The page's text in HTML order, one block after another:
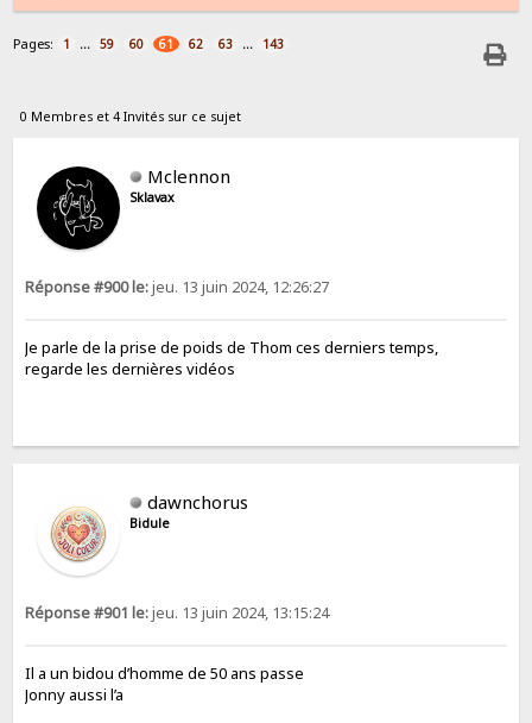
Pages: 1 ... 59 60 61 62 63 ... 143
0 Membres et 4 Invités sur ce sujet
Mclennon
Sklavax
Réponse #900 le:jeu. 13 juin 2024, 12:26:27
Je parle de la prise de poids de Thom ces derniers temps,
regarde les dernières vidéos
dawnchorus
Bidule
Réponse #901 le:jeu. 13 juin 2024, 13:15:24
Il a un bidou d’homme de 50 ans passe
Jonny aussi l’a